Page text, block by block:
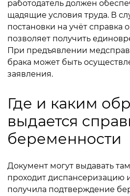
работодатель должен
щадящие условия труда. В
постановки на учёт справка
позволяет получить
При предъявлении
брака может быть
заявления.
Где и каким
выдается
беременности
Документ могут выдавать
проходит диспансеризацию
получила подтверждение